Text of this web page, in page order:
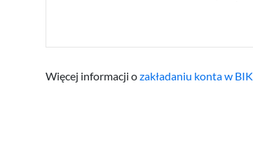
Więcej informacji ozakładaniu konta w BIK